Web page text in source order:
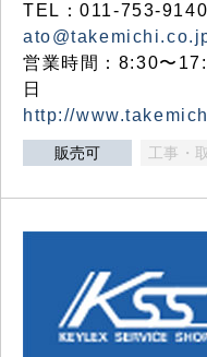
TEL：011-753-
営業時間：8:30〜
日
http://
販売可 工事・